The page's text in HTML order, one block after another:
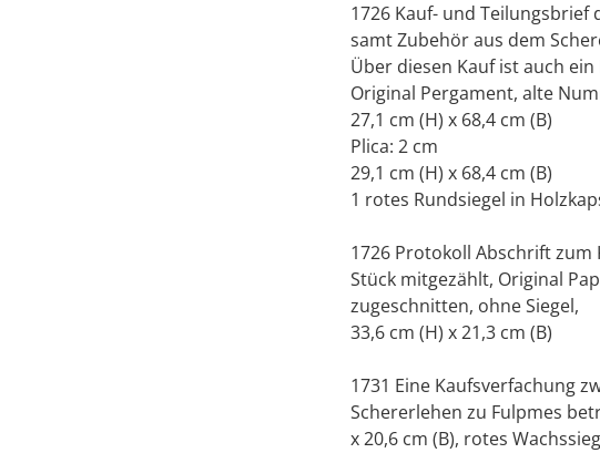
1726 Kauf- und Teilungsbrief
samt Zubehör aus dem
Über diesen Kauf ist auch
Original Pergament, alte
27,1 cm (H) x 68,4 cm (B)
Plica: 2 cm
29,1 cm (H) x 68,4 cm (B)
1 rotes Rundsiegel in
1726 Protokoll Abschrift zum
Stück mitgezählt, Original
zugeschnitten, ohne Siegel,
33,6 cm (H) x 21,3 cm (B)
1731 Eine Kaufsverfachung
Schererlehen zu Fulpmes
x 20,6 cm (B), rotes